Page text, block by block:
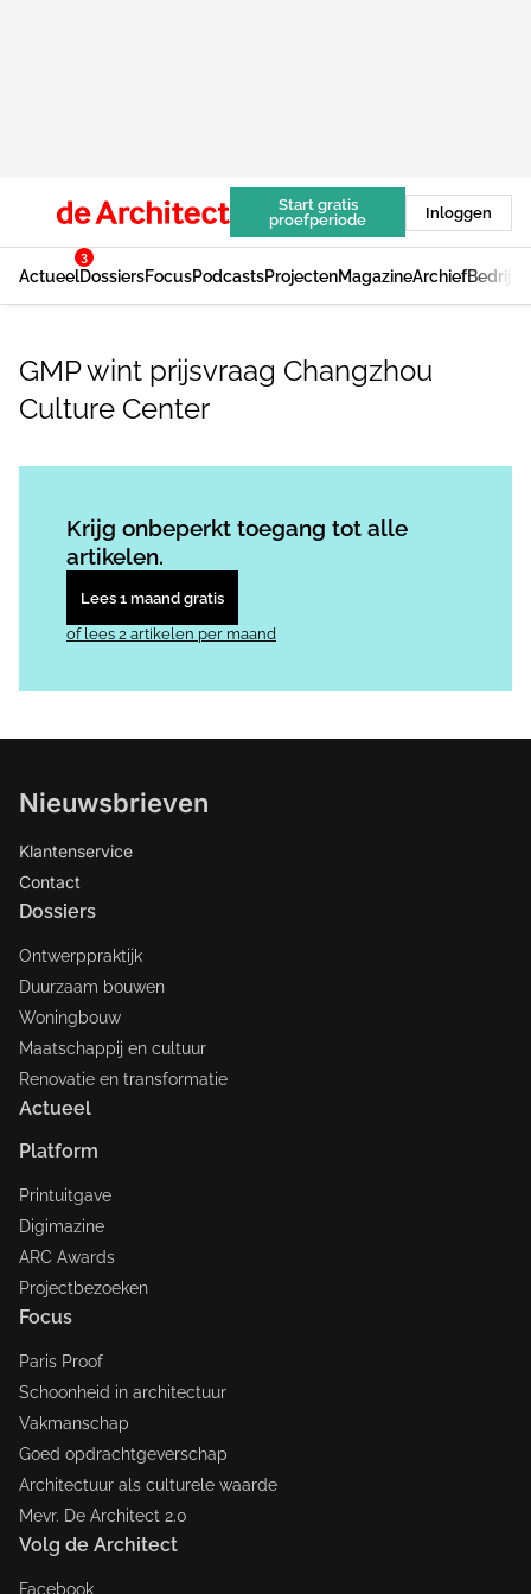
Start gratis
proefperiode
Inloggen
Actueel
3
DossiersFocusPodcastsProjectenMagazineArchief
GMP wint prijsvraag Changzhou
Culture Center
Krijg onbeperkt toegang tot alle
artikelen.
Lees 1 maand gratis
of lees 2 artikelen per maand
Nieuwsbrieven
Klantenservice
Contact
Dossiers
Ontwerppraktijk
Duurzaam bouwen
Woningbouw
Maatschappij en cultuur
Renovatie en transformatie
Actueel
Platform
Printuitgave
Digimazine
ARC Awards
Projectbezoeken
Focus
Paris Proof
Schoonheid in architectuur
Vakmanschap
Goed opdrachtgeverschap
Architectuur als culturele waarde
Mevr. De Architect 2.0
Volg de Architect
Facebook